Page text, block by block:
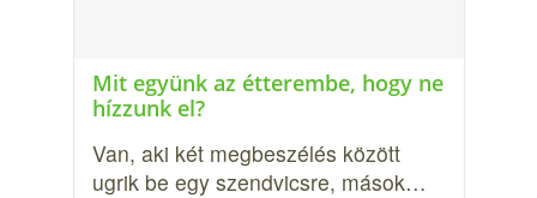
Mit együnk az étterembe, hogy ne
hízzunk el?
Van, aki két megbeszélés között
ugrik be egy szendvicsre, mások…